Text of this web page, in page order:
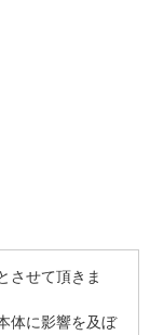
させて頂きま
体に影響を及ぼ